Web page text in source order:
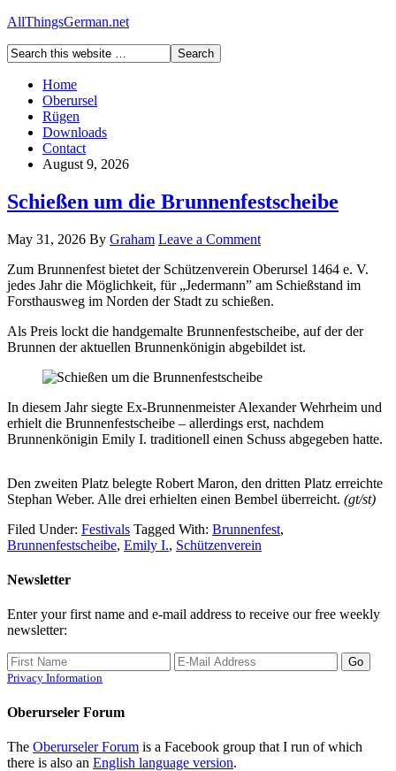
AllThingsGerman.net
Home
Oberursel
Rügen
Downloads
Contact
August 9, 2026
Schießen um die Brunnenfestscheibe
May 31, 2026 By Graham Leave a Comment
Zum Brunnenfest bietet der Schützenverein Oberursel 1464 e. V.
jedes Jahr die Möglichkeit, für „Jedermann” am Schießstand im
Forsthausweg im Norden der Stadt zu schießen.
Als Preis lockt die handgemalte Brunnenfestscheibe, auf der der
Brunnen der aktuellen Brunnenkönigin abgebildet ist.
In diesem Jahr siegte Ex-Brunnenmeister Alexander Wehrheim und
erhielt die Brunnenfestscheibe – allerdings erst, nachdem
Brunnenkönigin Emily I. traditionell einen Schuss abgegeben hatte.
Den zweiten Platz belegte Robert Maron, den dritten Platz erreichte
Stephan Weber. Alle drei erhielten einen Bembel überreicht. (gt/st)
Filed Under: Festivals Tagged With: Brunnenfest,
Brunnenfestscheibe, Emily I., Schützenverein
Newsletter
Enter your first name and e-mail address to receive our free weekly
newsletter:
Privacy Information
Oberurseler Forum
The Oberurseler Forum is a Facebook group that I run of which
there is also an English language version.